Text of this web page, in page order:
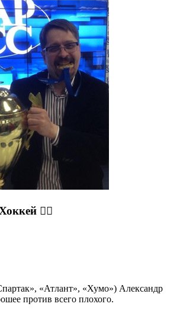
✊🏻
«Атлант», «Хумо») Александр
против всего плохого.